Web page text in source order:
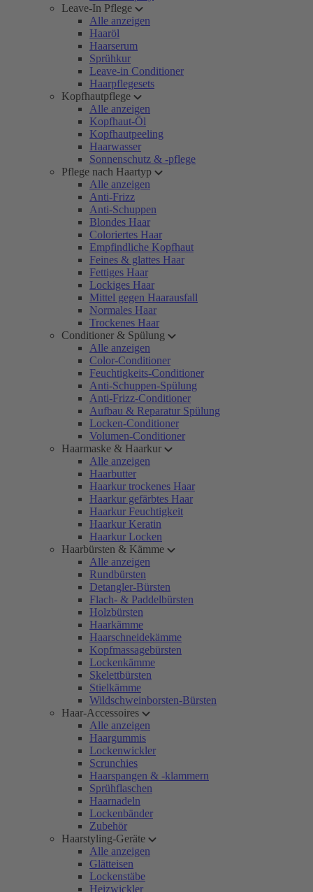
Leave-In Pflege
Alle anzeigen
Haaröl
Haarserum
Sprühkur
Leave-in Conditioner
Haarpflegesets
Kopfhautpflege
Alle anzeigen
Kopfhaut-Öl
Kopfhautpeeling
Haarwasser
Sonnenschutz & -pflege
Pflege nach Haartyp
Alle anzeigen
Anti-Frizz
Anti-Schuppen
Blondes Haar
Coloriertes Haar
Empfindliche Kopfhaut
Feines & glattes Haar
Fettiges Haar
Lockiges Haar
Mittel gegen Haarausfall
Normales Haar
Trockenes Haar
Conditioner & Spülung
Alle anzeigen
Color-Conditioner
Feuchtigkeits-Conditioner
Anti-Schuppen-Spülung
Anti-Frizz-Conditioner
Aufbau & Reparatur Spülung
Locken-Conditioner
Volumen-Conditioner
Haarmaske & Haarkur
Alle anzeigen
Haarbutter
Haarkur trockenes Haar
Haarkur gefärbtes Haar
Haarkur Feuchtigkeit
Haarkur Keratin
Haarkur Locken
Haarbürsten & Kämme
Alle anzeigen
Rundbürsten
Detangler-Bürsten
Flach- & Paddelbürsten
Holzbürsten
Haarkämme
Haarschneidekämme
Kopfmassagebürsten
Lockenkämme
Skelettbürsten
Stielkämme
Wildschweinborsten-Bürsten
Haar-Accessoires
Alle anzeigen
Haargummis
Lockenwickler
Scrunchies
Haarspangen & -klammern
Sprühflaschen
Haarnadeln
Lockenbänder
Zubehör
Haarstyling-Geräte
Alle anzeigen
Glätteisen
Lockenstäbe
Heizwickler